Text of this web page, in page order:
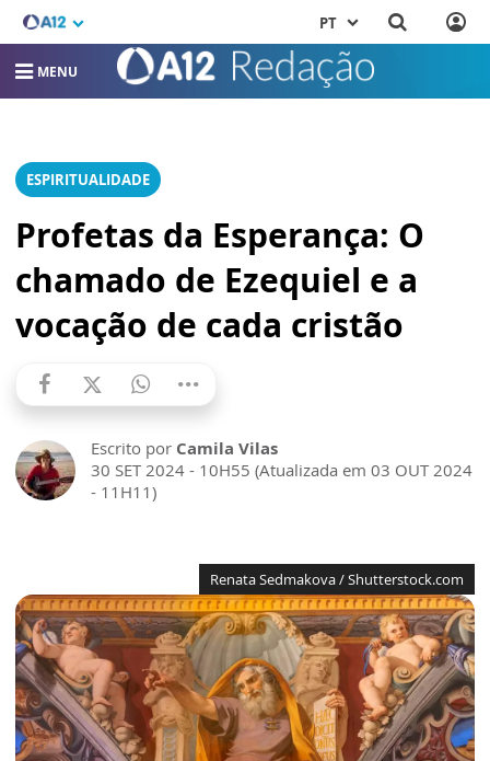
PT
MENU
ESPIRITUALIDADE
Profetas da Esperança: O
chamado de Ezequiel e a
vocação de cada cristão
Escrito por Camila Vilas
30 SET 2024 - 10H55 (Atualizada em 03 OUT 2024
- 11H11)
Renata Sedmakova / Shutterstock.com